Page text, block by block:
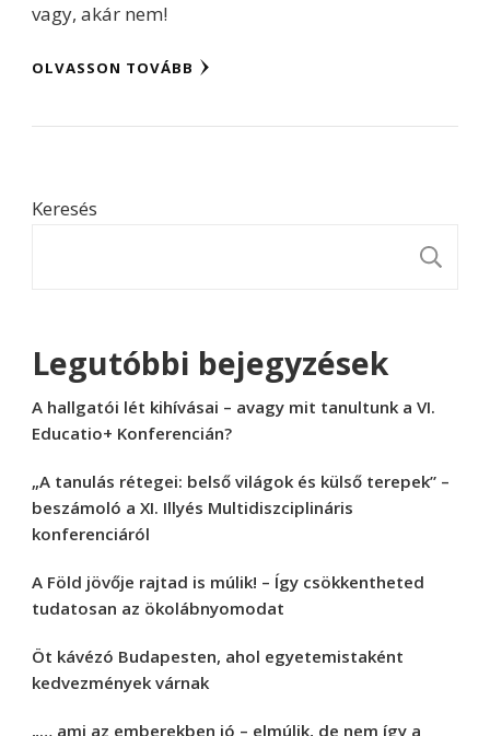
vagy, akár nem!
OLVASSON TOVÁBB
Keresés
Legutóbbi bejegyzések
A hallgatói lét kihívásai – avagy mit tanultunk a VI.
Educatio+ Konferencián?
„A tanulás rétegei: belső világok és külső terepek” –
beszámoló a XI. Illyés Multidiszciplináris
konferenciáról
A Föld jövője rajtad is múlik! – Így csökkentheted
tudatosan az ökolábnyomodat
Öt kávézó Budapesten, ahol egyetemistaként
kedvezmények várnak
„… ami az emberekben jó – elmúlik, de nem így a